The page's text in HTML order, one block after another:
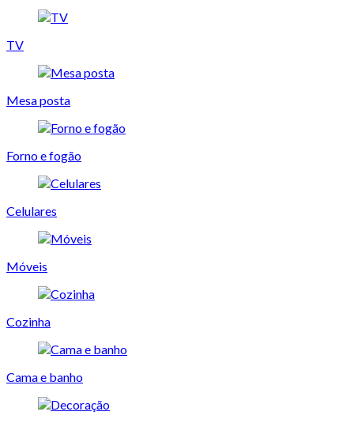
TV
Mesa posta
Forno e fogão
Celulares
Móveis
Cozinha
Cama e banho